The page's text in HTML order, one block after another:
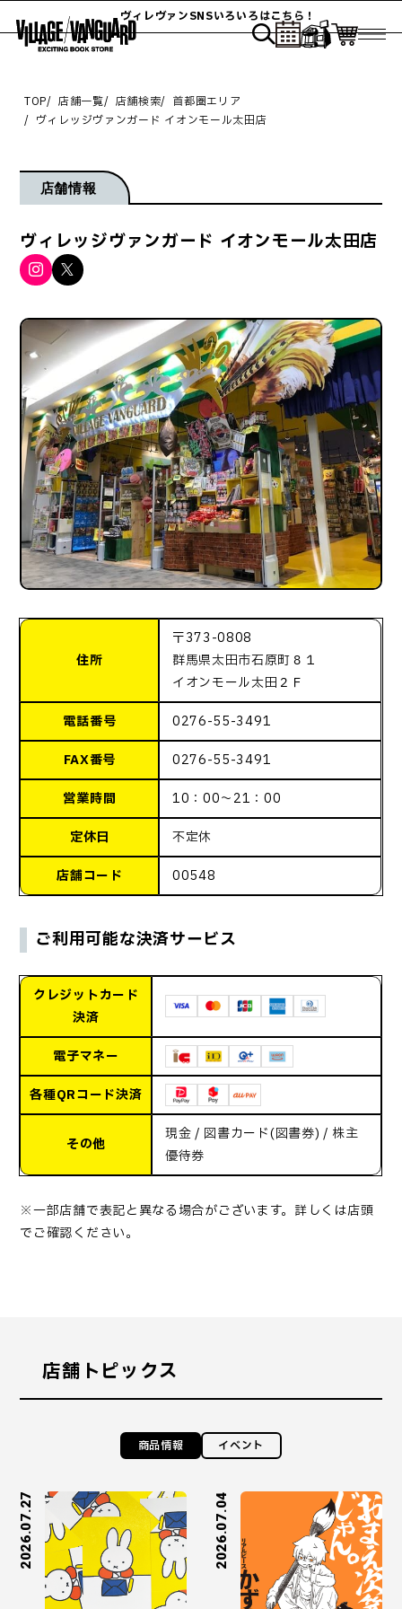
ヴィレヴァンSNSいろいろはこちら！
TOP 店舗一覧 店舗検索
首都圏エリア
ヴィレッジヴァンガード イオンモール太田店
店舗情報
ヴィレッジヴァンガード イオンモール太田店
住所
〒373-0808
群馬県太田市石原町８１
イオンモール太田２Ｆ
電話番号 0276-55-3491
FAX番号 0276-55-3491
営業時間 10：00～21：00
定休日 不定休
店舗コード 00548
ご利用可能な決済サービス
クレジットカード
決済
電子マネー
各種QRコード決済
その他
現金 / 図書カード(図書券) / 株主
優待券
※一部店舗で表記と異なる場合がございます。詳しくは店頭
でご確認ください。
店舗トピックス
商品情報 イベント
2026.07.27 2026.07.04